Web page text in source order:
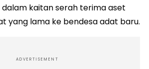
kaitan serah terima aset
yang lama ke bendesa adat baru.
ADVERTISEMENT